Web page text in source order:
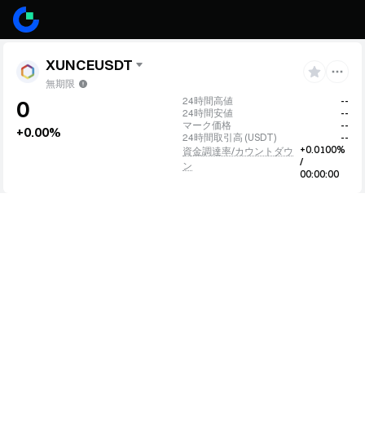
XUNCEUSDT
無期限
0
+0.00%
24時間高値
--
24時間安値
--
マーク価格
--
24時間取引高 (USDT)
--
資金調達率/カウントダウ
ン
+0.0100%
/
00:00:00